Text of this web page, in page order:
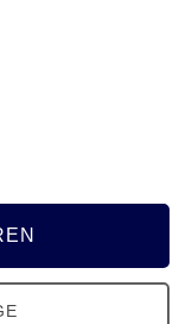
finden.